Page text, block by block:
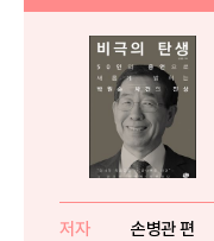
저자
손병관 편